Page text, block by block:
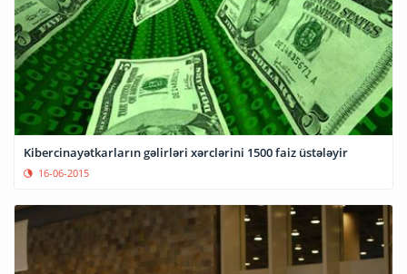
Kibercinayətkarların gəlirləri xərclərini 1500 faiz üstələyir
16-06-2015